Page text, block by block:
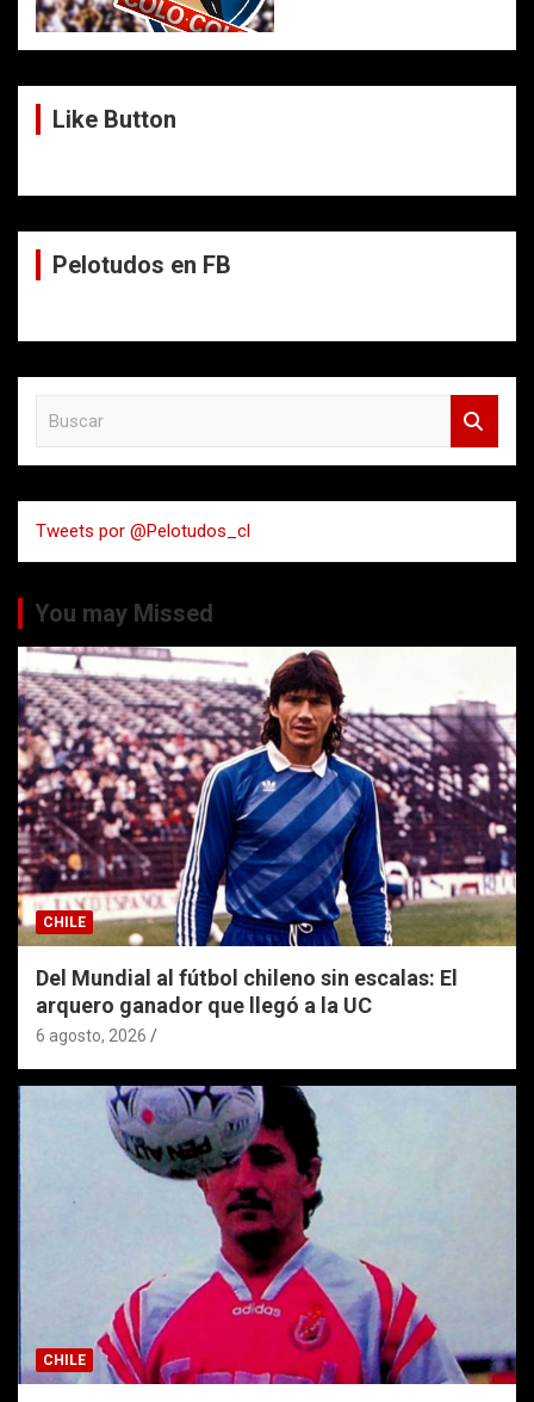
Like Button
Pelotudos en FB
a
r
Tweets por @Pelotudos_cl
You may Missed
CHILE
Del Mundial al fútbol chileno sin escalas: El
arquero ganador que llegó a la UC
6 agosto, 2026
CHILE